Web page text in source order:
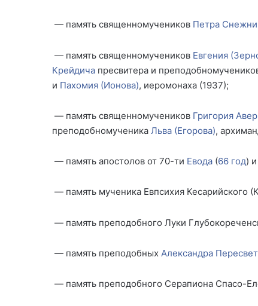
— память священномучеников Петра
— память священномучеников Евгения
Крейдича пресвитера и
и Пахомия (Ионова), иеромонаха (1937);
— память священномучеников Григория
преподобномученика Льва (Егорова),
— память апостолов от 70-ти Евода (66 год) и
— память мученика Евпсихия Кесарийского
— память преподобного Луки
— память преподобных Александра
— память преподобного Серапиона Спасо-